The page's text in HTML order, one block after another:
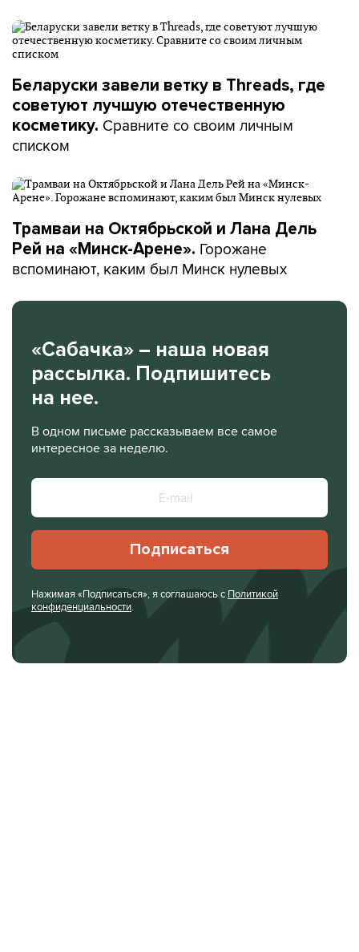
Беларуски завели ветку в Threads, где
советуют лучшую отечественную
косметику. Сравните со своим личным
списком
Трамваи на Октябрьской и Лана Дель
Рей на «Минск-Арене». Горожане
вспоминают, каким был Минск нулевых
«Сабачка» – наша новая
рассылка. Подпишитесь
на нее.
В одном письме рассказываем все самое
интересное за неделю.
Подписаться
Нажимая «Подписаться», я соглашаюсь с Политикой
конфиденциальности.